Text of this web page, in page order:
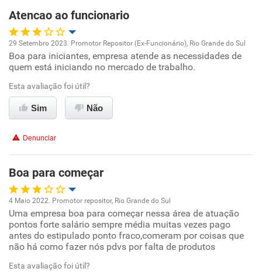
Atencao ao funcionario
Oportunidade de promoção
Ambiente de trabalho
Conciliação com a vida familiar
Recomenda esta empresa
Não recomenda a diretoria
29 Setembro 2023. Promotor Repositor (Ex-Funcionário), Rio Grande do Sul
Boa para iniciantes, empresa atende as necessidades de
quem está iniciando no mercado de trabalho.
Esta avaliação foi útil?
Sim Não
Denunciar
Boa para começar
Oportunidade de promoção
Ambiente de trabalho
Conciliação com a vida familiar
4 Maio 2022. Promotor repositor, Rio Grande do Sul
Uma empresa boa para começar nessa área de atuação
pontos forte salário sempre média muitas vezes pago
antes do estipulado ponto fraco,comeram por coisas que
não há como fazer nós pdvs por falta de produtos
Esta avaliação foi útil?